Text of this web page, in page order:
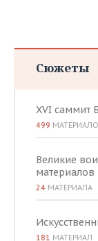
Сюжеты
XVI саммит
499
Великие
материалов
24 МАТЕРИАЛА
181 МАТЕРИАЛ